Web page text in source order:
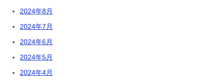
2024年8月
2024年7月
2024年6月
2024年5月
2024年4月